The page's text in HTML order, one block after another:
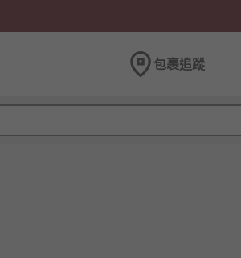
包裹追蹤